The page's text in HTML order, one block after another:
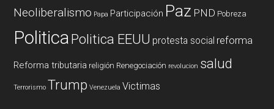
Neoliberalismo Papa Participación Paz PND Pobreza
PoliticaPolitica EEUU protesta social reforma
Reforma tributaria religión Renegociación revolucion salud
Terrorismo Trump Venezuela Victimas